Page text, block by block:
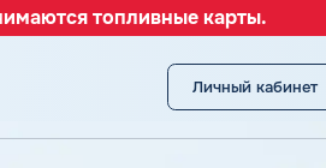
топливные карты.
Личный кабинет